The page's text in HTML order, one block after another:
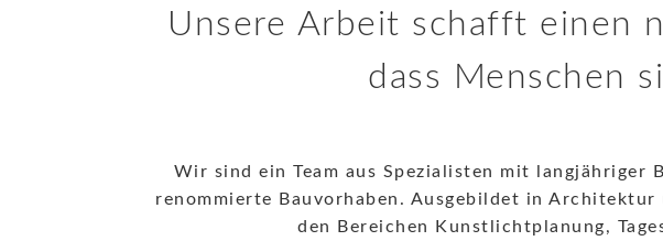
Unsere Arbeit schafft einen
dass Menschen
Wir sind ein Team aus Spezialisten mit
renommierte Bauvorhaben. Ausgebildet in
den Bereichen Kunstlichtplanung,